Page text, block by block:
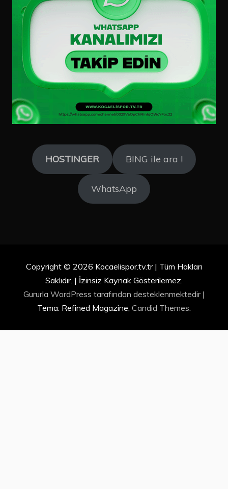
HOSTINGER BING ile ara !
WhatsApp
Copyright © 2026 Kocaelispor.tv.tr | Tüm Hakları
Saklıdır. | İzinsiz Kaynak Gösterilemez.
Gururla WordPress tarafından desteklenmektedir |
Tema: Refined Magazine, Candid Themes